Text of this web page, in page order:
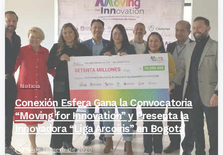
Noticia
Conexión Esfera Gana la Convocatoria
“Moving for Innovation” y Presenta la
Innovadora “Liga Arcoíris” en Bogotá
14 de febrero de 2020